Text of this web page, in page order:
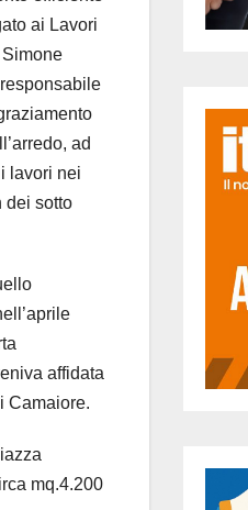
ai Lavori
ad
lavori nei
dei sotto
affidata
Camaiore.
mq.4.200